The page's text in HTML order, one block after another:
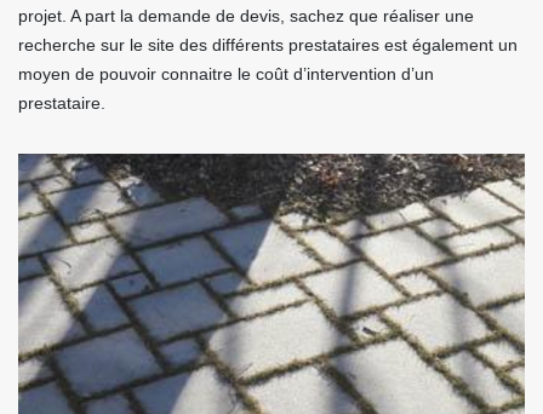
projet. A part la demande de devis, sachez que réaliser une
recherche sur le site des différents prestataires est également un
moyen de pouvoir connaitre le coût d’intervention d’un
prestataire.